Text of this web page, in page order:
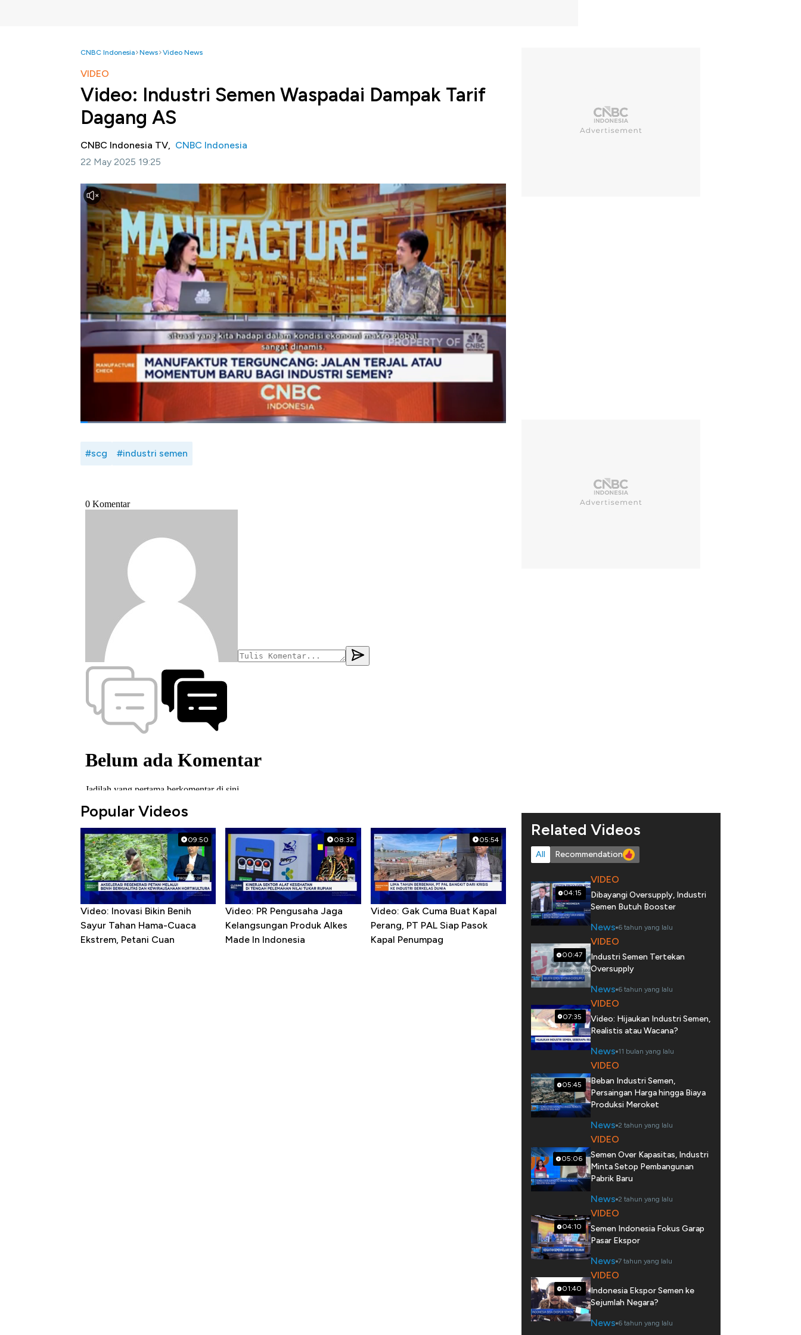
CNBC Indonesia News Video News
VIDEO
Video: Industri Semen Waspadai Dampak Tarif
Dagang AS
CNBC Indonesia TV, CNBC Indonesia
22 May 2025 19:25
Jakarta, CNBC Indonesia
- Industri semen tengah menghadapi tekanan baru, salah satunya dari
kebijakan tarif perdagangan yang diberlakukan kembali oleh Amerika Serikat di bawah pemerintahan
Donald Trump.
Cement Plant Director SCG Indonesia Peramas Wajananawat menyatakan, dampaknya terhadap
ekspor langsung ke AS relatif kecil, namun tetap waspada dengan ketidakpastian yang muncul.
Peramas juga mengatakan SCG Indonesia akan tetap fokus pada strategi inti yang telah dijalankan
secara intensif. Mulai dari efisiensi biaya penguatan portofolio produk, membangun hubungan yang
lebih dekat dengan pelanggan serta memaksimalkan keuntungan perusahaan.
Selengkapnya saksikan dialog Safrina Nasution bersama Cement Plant Director SCG Indonesia
Peramas Wajananawat dalam Manufacture Check di Program Evening Up CNBC Indonesia, Kamis
(22/05/2025).
#scg #industri semen
Popular Videos
09:50
Video: Inovasi Bikin Benih
Sayur Tahan Hama-Cuaca
Ekstrem, Petani Cuan
08:32
Video: PR Pengusaha Jaga
Kelangsungan Produk Alkes
Made In Indonesia
05:54
Video: Gak Cuma Buat Kapal
Perang, PT PAL Siap Pasok
Kapal Penumpag
Related Videos
All Recommendation
04:15
VIDEO
Dibayangi Oversupply, Industri
Semen Butuh Booster
News 6 tahun yang lalu
00:47
VIDEO
Industri Semen Tertekan
Oversupply
News 6 tahun yang lalu
07:35
VIDEO
Video: Hijaukan Industri Semen,
Realistis atau Wacana?
News 11 bulan yang lalu
05:45
VIDEO
Beban Industri Semen,
Persaingan Harga hingga Biaya
Produksi Meroket
News 2 tahun yang lalu
05:06
VIDEO
Semen Over Kapasitas, Industri
Minta Setop Pembangunan
Pabrik Baru
News 2 tahun yang lalu
04:10
VIDEO
Semen Indonesia Fokus Garap
Pasar Ekspor
News 7 tahun yang lalu
01:40
VIDEO
Indonesia Ekspor Semen ke
Sejumlah Negara?
News 6 tahun yang lalu